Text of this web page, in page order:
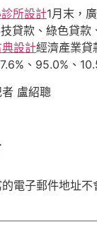
所設計1月末，
貸款、綠色貸
設計經濟產業貸
7.6%、95.0%、
盧紹聰
電子郵件地址不